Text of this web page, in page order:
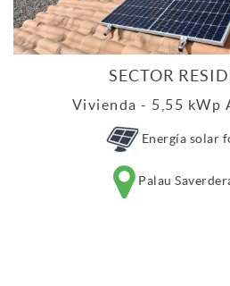
SECTOR
Vivienda - 5,55 kWp
Energía solar
Palau